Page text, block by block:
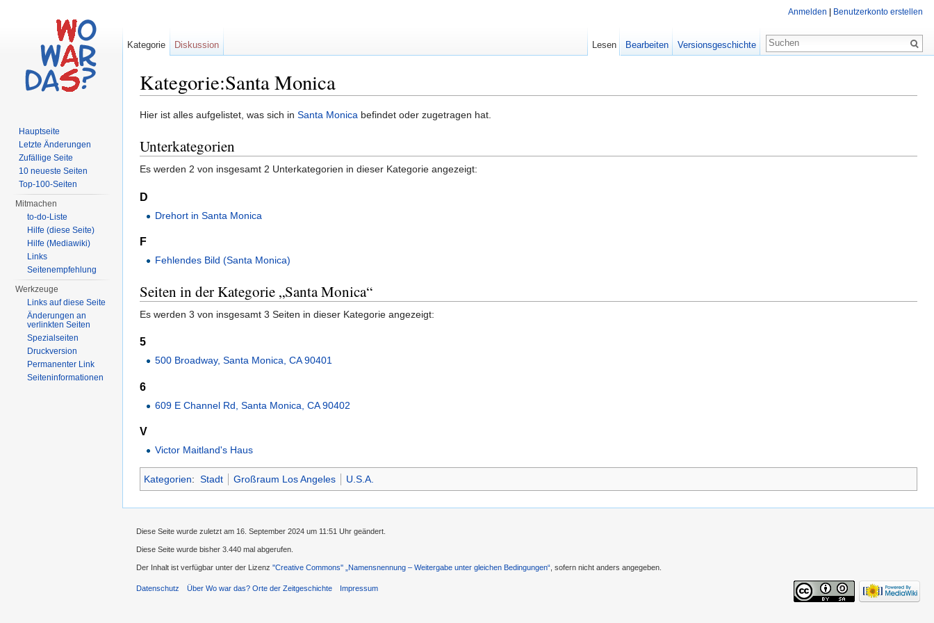
Kategorie:Santa Monica
Hier ist alles aufgelistet, was sich in Santa Monica befindet oder zugetragen hat.
Unterkategorien
Es werden 2 von insgesamt 2 Unterkategorien in dieser Kategorie angezeigt:
D
Drehort in Santa Monica
F
Fehlendes Bild (Santa Monica)
Seiten in der Kategorie „Santa Monica“
Es werden 3 von insgesamt 3 Seiten in dieser Kategorie angezeigt:
5
500 Broadway, Santa Monica, CA 90401
6
609 E Channel Rd, Santa Monica, CA 90402
V
Victor Maitland's Haus
Kategorien: Stadt Großraum Los Angeles U.S.A.
Anmelden Benutzerkonto erstellen
Kategorie Diskussion Lesen Bearbeiten Versionsgeschichte
Hauptseite
Letzte Änderungen
Zufällige Seite
10 neueste Seiten
Top-100-Seiten
Mitmachen
to-do-Liste
Hilfe (diese Seite)
Hilfe (Mediawiki)
Links
Seitenempfehlung
Werkzeuge
Links auf diese Seite
Änderungen an
verlinkten Seiten
Spezialseiten
Druckversion
Permanenter Link
Seiteninformationen
Diese Seite wurde zuletzt am 16. September 2024 um 11:51 Uhr geändert.
Diese Seite wurde bisher 3.440 mal abgerufen.
Der Inhalt ist verfügbar unter der Lizenz ''Creative Commons'' „Namensnennung – Weitergabe unter gleichen Bedingungen“ , sofern nicht anders angegeben.
Datenschutz Über Wo war das? Orte der Zeitgeschichte Impressum